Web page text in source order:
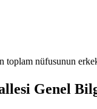
toplam nüfusunun erkek
Genel